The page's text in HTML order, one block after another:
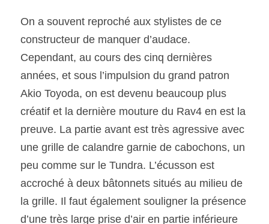
On a souvent reproché aux stylistes de ce
constructeur de manquer d’audace.
Cependant, au cours des cinq dernières
années, et sous l’impulsion du grand patron
Akio Toyoda, on est devenu beaucoup plus
créatif et la dernière mouture du Rav4 en est la
preuve. La partie avant est très agressive avec
une grille de calandre garnie de cabochons, un
peu comme sur le Tundra. L’écusson est
accroché à deux bâtonnets situés au milieu de
la grille. Il faut également souligner la présence
d’une très large prise d’air en partie inférieure